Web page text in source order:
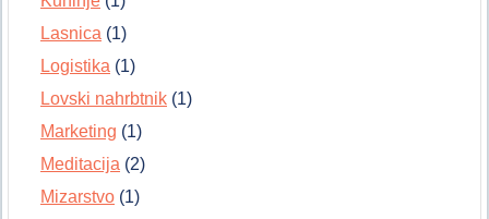
Lasnica (1)
Logistika (1)
Lovski nahrbtnik (1)
Marketing (1)
Meditacija (2)
Mizarstvo (1)